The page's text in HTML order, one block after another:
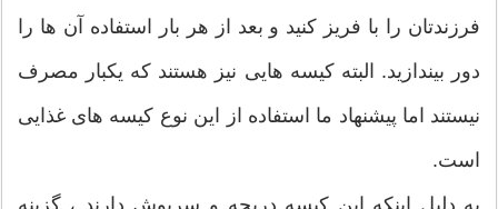
فرزندتان را با فریز کنید و بعد از هر بار استفاده آن ها را
دور بیندازید. البته کیسه هایی نیز هستند که یکبار مصرف
نیستند اما پیشنهاد ما استفاده از این نوع کیسه های غذایی
است.
به دلیل اینکه این کیسه دریچه و سرپوش دارند ، گزینه